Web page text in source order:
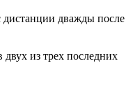
дважды после
из трех последних